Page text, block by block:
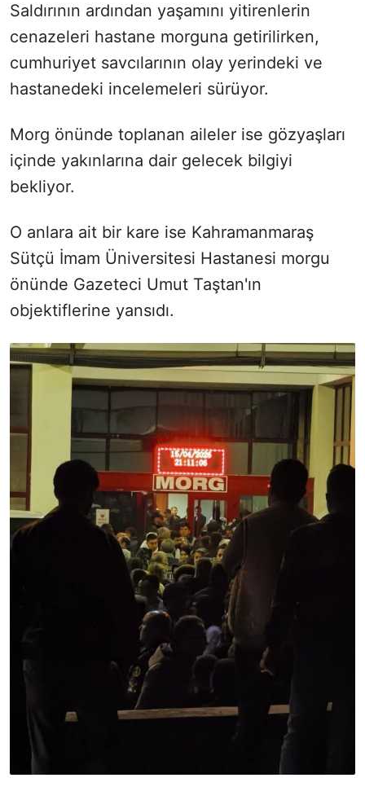
Saldırının ardından yaşamını yitirenlerin
cenazeleri hastane morguna getirilirken,
cumhuriyet savcılarının olay yerindeki ve
hastanedeki incelemeleri sürüyor.
Morg önünde toplanan aileler ise gözyaşları
içinde yakınlarına dair gelecek bilgiyi
bekliyor.
O anlara ait bir kare ise Kahramanmaraş
Sütçü İmam Üniversitesi Hastanesi morgu
önünde Gazeteci Umut Taştan'ın
objektiflerine yansıdı.